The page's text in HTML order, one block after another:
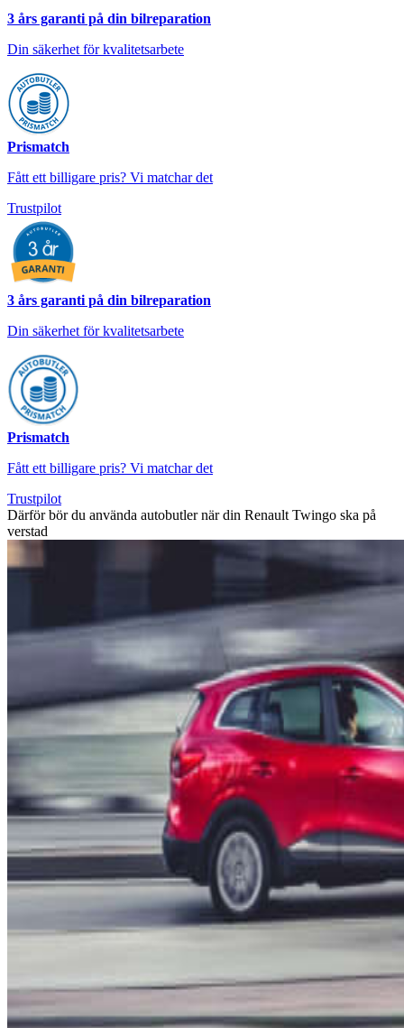
3 års garanti på din bilreparation
Din säkerhet för kvalitetsarbete
Prismatch
Fått ett billigare pris? Vi matchar det
Trustpilot
3 års garanti på din bilreparation
Din säkerhet för kvalitetsarbete
Prismatch
Fått ett billigare pris? Vi matchar det
Trustpilot
Därför bör du använda autobutler när din Renault Twingo ska på
verstad